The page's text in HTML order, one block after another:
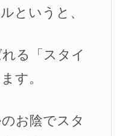
というと、
る「スタイ
す。
お陰でスタ